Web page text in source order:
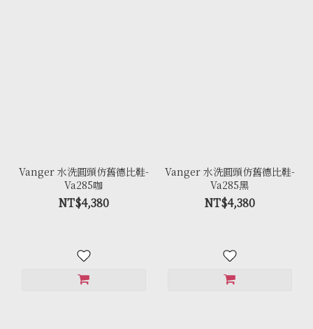
Vanger 水洗圓頭仿舊德比鞋-
Va285咖
NT$4,380
Vanger 水洗圓頭仿舊德比鞋-
Va285黑
NT$4,380